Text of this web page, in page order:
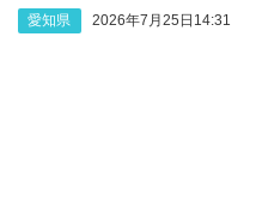
愛知県 2026年7月25日14:31